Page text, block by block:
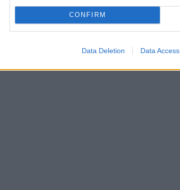
CONFIRM
Data Deletion Data Access